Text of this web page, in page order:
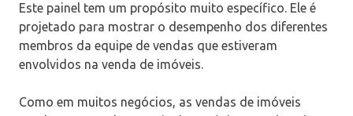
Este painel tem um propósito muito específico. Ele é
projetado para mostrar o desempenho dos diferentes
membros da equipe de vendas que estiveram
envolvidos na venda de imóveis.
Como em muitos negócios, as vendas de imóveis